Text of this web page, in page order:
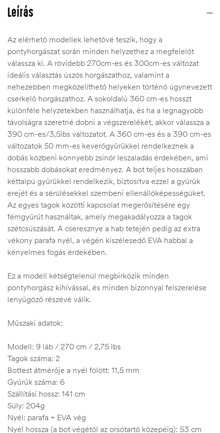
Leírás
Az elérhető modellek lehetővé teszik, hogy a
pontyhorgászat során minden helyzethez a megfelelőt
válassza ki. A rövidebb 270cm-es és 300cm-es változat
ideális választás úszós horgászathoz, valamint a
nehezebben megközelíthető helyeken történő úgynevezett
cserkelő horgászathoz. A sokoldalú 360 cm-es hosszt
különféle helyzetekben használhatja, és ha a legnagyobb
távolságra szeretné dobni a végszerelékét, akkor válassza a
390 cm-es/3,5lbs változatot. A 360 cm-es és a 390 cm-es
változatok 50 mm-es keverőgyűrűkkel rendelkeznek a
dobás közbeni könnyebb zsinór leszaladás érdekében, ami
hosszabb dobásokat eredményez. A bot teljes hosszában
kéttalpú gyűrűkkel rendelkezik, biztosítva ezzel a gyűrűk
erejét és a sérülésekkel szembeni ellenállóképességüket.
Az egyes tagok közötti kapcsolat megerősítésére egy
fémgyűrűt használtak, amely megakadályozza a tagok
szétcsúszását. A cseresznye a hab tetején pedig az extra
vékony parafa nyél, a végén kiszélesedő EVA habbal a
kényelmes fogás érdekében.
Ez a modell kétségtelenül megbirkózik minden
pontyhorgász kihívással, és minden bizonnyal felszerelése
lenyűgöző részévé válik.
Műszaki adatok:
Modell: 9 láb / 270 cm / 2,75 lbs
Tagok száma: 2
Bottest átmérője a nyél fölött: 11,5 mm
Gyűrűk száma: 6
Szállítási hossz: 141 cm
Súly: 204g
Nyél: parafa + EVA vég
Nyél hossza (a bot végétől az orsótartó közepéig): 53 cm